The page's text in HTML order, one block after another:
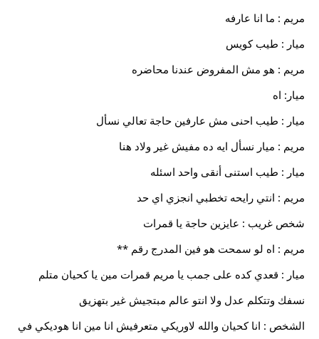
مريم : ما انا عارفه
ميار : طيب كويس
مريم : هو مش المفروض عندنا محاضره
ميار: اه
ميار : طيب احنى مش عارفين حاجة تعالي نسأل
مريم : ميار نسأل ايه ده مفيش غير ولاد هنا
ميار : طيب استنى أنقى واحد اسئله
مريم : انتي رايحه تخطبي انجزي اي حد
شخص غريب : عايزين حاجة يا قمرات
مريم : اه لو سمحت هو فين المدرج رقم **
ميار : قعدي كده على جمب يا مريم قمرات مين يا كحيان متلم
نسفك وتتكلم عدل ولا انتو عالم مبتجيش غير بتهزيق
الشخص : انا كحيان والله لاوريكي متعرفيش انا مين انا هوديكي في